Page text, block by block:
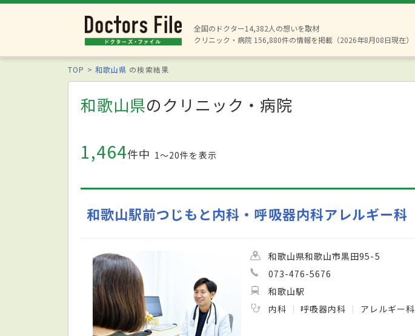
全国のドクター14,382人の想いを取材
クリニック・病院 156,880件の情報を掲載（2026年8月08日現在）
TOP 和歌山県 の検索結果
和歌山県のクリニック・病院
1,464件中 1〜20件を表示
和歌山駅前つじもと内科・呼吸器内科アレルギー科
和歌山県和歌山市黒田95-5
073-476-5676
和歌山駅
内科
呼吸器内科 アレルギー科